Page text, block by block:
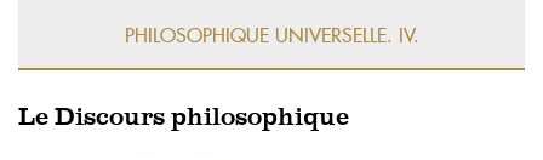
PHILOSOPHIQUE UNIVERSELLE. IV.
Le Discours philosophique